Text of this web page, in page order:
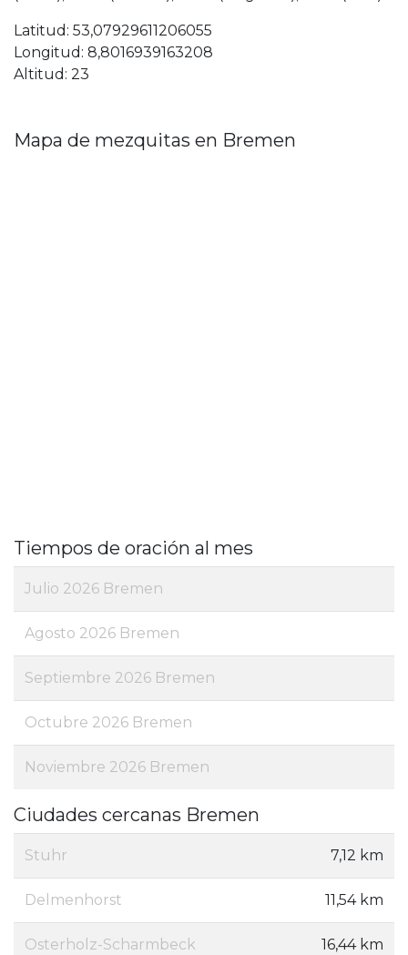
Latitud: 53,07929611206055
Longitud: 8,8016939163208
Altitud: 23
Mapa de mezquitas en Bremen
Tiempos de oración al mes
Julio 2026 Bremen
Agosto 2026 Bremen
Septiembre 2026 Bremen
Octubre 2026 Bremen
Noviembre 2026 Bremen
Ciudades cercanas Bremen
Stuhr 7,12 km
Delmenhorst 11,54 km
Osterholz-Scharmbeck 16,44 km